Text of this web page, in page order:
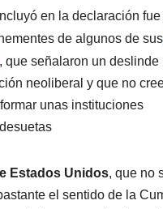
en la declaración
de algunos de sus
, que señalaron un deslinde
neoliberal y que no
unas instituciones
Estados Unidos, que no
el sentido de la